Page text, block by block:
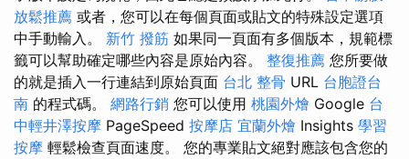
放鬆推薦 或者，您可以在每個頁面或貼文的特殊設定選項
中手動輸入。 新竹 撥筋 如果同一頁面有多個版本，規範標
籤可以幫助確定哪些內容是原始內容。 整復推薦 您所要做
的就是插入一行連結到原始頁面 台北 整骨 URL 台胞證台
南 的程式碼。 網路行銷 您可以使用 桃園外燴 Google 台
中輕井澤按摩 PageSpeed 按摩店 宜蘭外燴 Insights 學習
按摩 輕鬆檢查頁面速度。 您的專業貼文絕對應該包含您的